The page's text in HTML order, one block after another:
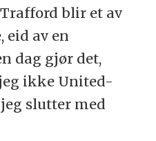
blir et av
eid av en
dag gjør det,
ikke United-
slutter med